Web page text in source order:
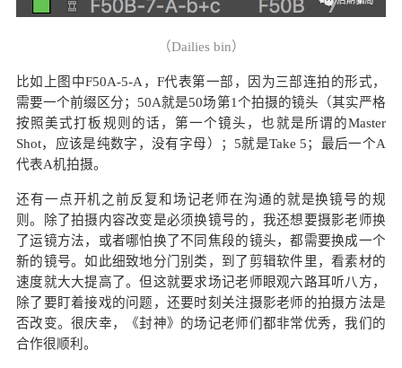
（Dailies bin）
比如上图中F50A-5-A，F代表第一部，因为三部连拍的形式，
需要一个前缀区分；50A就是50场第1个拍摄的镜头（其实严格
按照美式打板规则的话，第一个镜头，也就是所谓的Master
Shot，应该是纯数字，没有字母）；5就是Take 5；最后一个A
代表A机拍摄。
还有一点开机之前反复和场记老师在沟通的就是换镜号的规
则。除了拍摄内容改变是必须换镜号的，我还想要摄影老师换
了运镜方法，或者哪怕换了不同焦段的镜头，都需要换成一个
新的镜号。如此细致地分门别类，到了剪辑软件里，看素材的
速度就大大提高了。但这就要求场记老师眼观六路耳听八方，
除了要盯着接戏的问题，还要时刻关注摄影老师的拍摄方法是
否改变。很庆幸，《封神》的场记老师们都非常优秀，我们的
合作很顺利。